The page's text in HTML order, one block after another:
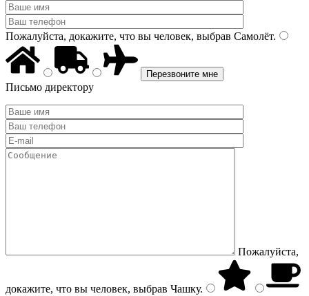
Пожалуйста, докажите, что вы человек, выбрав Самолёт.
Письмо директору
Пожалуйста,
докажите, что вы человек, выбрав Чашку.